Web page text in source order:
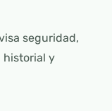
seguridad,
historial y